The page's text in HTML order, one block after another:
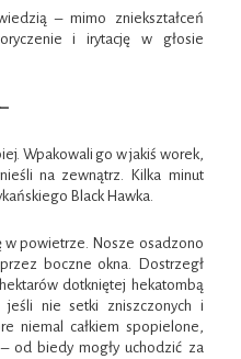
– mimo zniekształceń
i irytację w głosie
Wpakowali go w jakiś worek,
na zewnątrz. Kilka minut
Black Hawka.
w powietrze. Nosze osadzono
boczne okna. Dostrzegł
dotkniętej hekatombą
jeśli nie setki zniszczonych i
niemal całkiem spopielone,
od biedy mogły uchodzić za